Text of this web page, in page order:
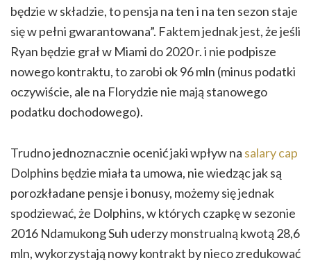
będzie w składzie, to pensja na ten i na ten sezon staje
się w pełni gwarantowana”. Faktem jednak jest, że jeśli
Ryan będzie grał w Miami do 2020 r. i nie podpisze
nowego kontraktu, to zarobi ok 96 mln (minus podatki
oczywiście, ale na Florydzie nie mają stanowego
podatku dochodowego).
Trudno jednoznacznie ocenić jaki wpływ na salary cap
Dolphins będzie miała ta umowa, nie wiedząc jak są
porozkładane pensje i bonusy, możemy się jednak
spodziewać, że Dolphins, w których czapkę w sezonie
2016 Ndamukong Suh uderzy monstrualną kwotą 28,6
mln, wykorzystają nowy kontrakt by nieco zredukować